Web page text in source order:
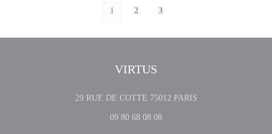
1 2 3
VIRTUS
29 RUE DE COTTE 75012 PARIS((ανοίγει σε νέο
09 80 68 08 08